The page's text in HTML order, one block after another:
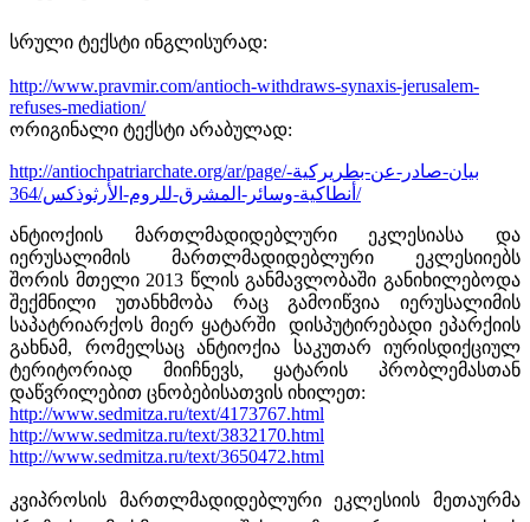
სრული ტექსტი ინგლისურად:
http://www.pravmir.com/antioch-withdraws-synaxis-jerusalem-
refuses-mediation/
ორიგინალი ტექსტი არაბულად:
http://antiochpatriarchate.org/ar/page/بيان-صادر-عن-بطريركية-
أنطاكية-وسائر-المشرق-للروم-الأرثوذكس/364/
ანტიოქიის მართლმადიდებლური ეკლესიასა და
იერუსალიმის მართლმადიდებლური ეკლესიიებს
შორის მთელი 2013 წლის განმავლობაში განიხილებოდა
შექმნილი უთანხმობა რაც გამოიწვია იერუსალიმის
საპატრიარქოს მიერ ყატარში დისპუტირებადი ეპარქიის
გახნამ, რომელსაც ანტიოქია საკუთარ იურისდიქციულ
ტერიტორიად მიიჩნევს, ყატარის პრობლემასთან
დაწვრილებით ცნობებისათვის იხილეთ:
http://www.sedmitza.ru/text/4173767.html
http://www.sedmitza.ru/text/3832170.html
http://www.sedmitza.ru/text/3650472.html
კვიპროსის მართლმადიდებლური ეკლესიის მეთაურმა